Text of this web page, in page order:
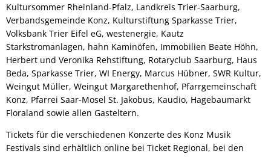
Kultursommer Rheinland-Pfalz, Landkreis Trier-Saarburg,
Verbandsgemeinde Konz, Kulturstiftung Sparkasse Trier,
Volksbank Trier Eifel eG, westenergie, Kautz
Starkstromanlagen, hahn Kaminöfen, Immobilien Beate Höhn,
Herbert und Veronika Rehstiftung, Rotaryclub Saarburg, Haus
Beda, Sparkasse Trier, WI Energy, Marcus Hübner, SWR Kultur,
Weingut Müller, Weingut Margarethenhof, Pfarrgemeinschaft
Konz, Pfarrei Saar-Mosel St. Jakobus, Kaudio, Hagebaumarkt
Floraland sowie allen Gasteltern.
Tickets für die verschiedenen Konzerte des Konz Musik
Festivals sind erhältlich online bei Ticket Regional, bei den